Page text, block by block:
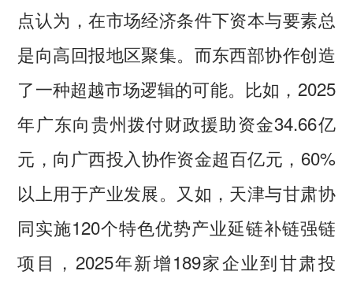
点认为，在市场经济条件下资本与要素总
是向高回报地区聚集。而东西部协作创造
了一种超越市场逻辑的可能。比如，2025
年广东向贵州拨付财政援助资金34.66亿
元，向广西投入协作资金超百亿元，60%
以上用于产业发展。又如，天津与甘肃协
同实施120个特色优势产业延链补链强链
项目，2025年新增189家企业到甘肃投